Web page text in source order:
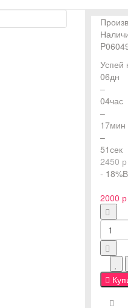
Успей
06дн
–
04час
–
17мин
–
50сек
2450 р
- 18%
2000 р